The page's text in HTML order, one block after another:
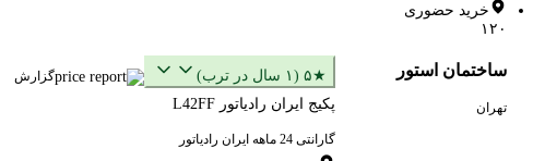
خرید حضوری
۱۲۰
ساختمان استور
تهران
★۵ (۱ سال در ترب) گزارش
پکیج ایران رادیاتور L42FF
گارانتی 24 ماهه ایران رادیاتور